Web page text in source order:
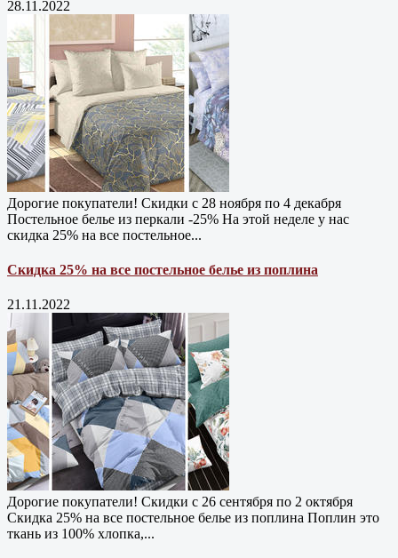
28.11.2022
Дорогие покупатели! Скидки с 28 ноября по 4 декабря
Постельное белье из перкали -25% На этой неделе у нас
скидка 25% на все постельное...
Скидка 25% на все постельное белье из поплина
21.11.2022
Дорогие покупатели! Скидки с 26 сентября по 2 октября
Скидка 25% на все постельное белье из поплина Поплин это
ткань из 100% хлопка,...